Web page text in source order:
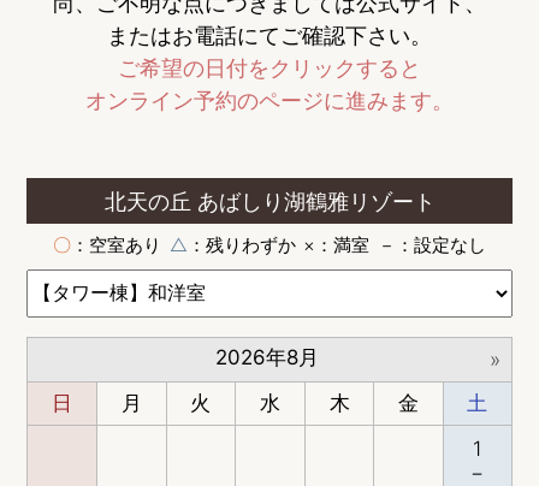
またはお電話にてご確認下さい。
ご希望の日付をクリックすると
オンライン予約のページに進みます。
北天の丘 あばしり湖鶴雅リゾート
〇 ：空室あり △ ：残りわずか × ：満室 － ：設定なし
2026年8月
»
日
月 火 水 木 金
土
1
－